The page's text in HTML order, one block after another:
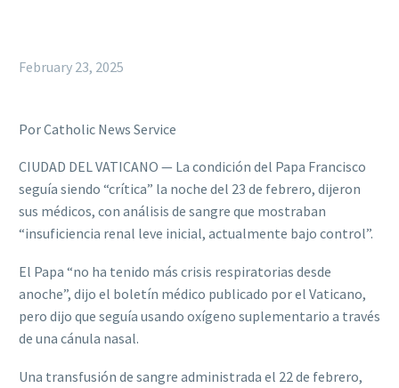
February 23, 2025
Por Catholic News Service
CIUDAD DEL VATICANO — La condición del Papa Francisco
seguía siendo “crítica” la noche del 23 de febrero, dijeron
sus médicos, con análisis de sangre que mostraban
“insuficiencia renal leve inicial, actualmente bajo control”.
El Papa “no ha tenido más crisis respiratorias desde
anoche”, dijo el boletín médico publicado por el Vaticano,
pero dijo que seguía usando oxígeno suplementario a través
de una cánula nasal.
Una transfusión de sangre administrada el 22 de febrero,